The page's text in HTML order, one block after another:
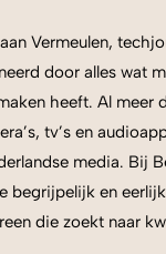
Vermeulen,
door alles wat
heeft. Al meer
tv’s en
media. Bij
begrijpelijk en
die zoekt naar